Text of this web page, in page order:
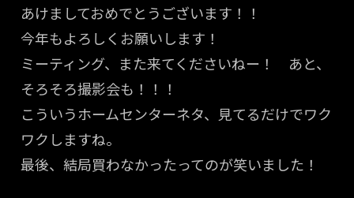
あけましておめでとうございます！！
今年もよろしくお願いします！
ミーティング、また来てくださいねー！ あと、
そろそろ撮影会も！！！
こういうホームセンターネタ、見てるだけでワク
ワクしますね。
最後、結局買わなかったってのが笑いました！